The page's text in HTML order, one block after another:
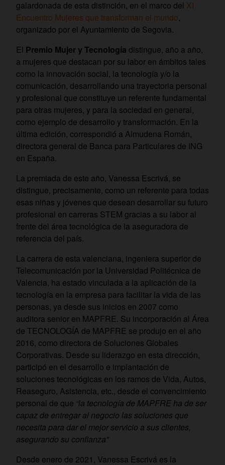
galardonada de esta distinción, en el marco del XI
Encuentro Mujeres que transforman el mundo,
organizado por el Ayuntamiento de Segovia.
El Premio Mujer y Tecnología distingue, año a año,
a mujeres que destacan por su labor en ámbitos tales
como la innovación social, la tecnología y/o la
comunicación, desarrollando una trayectoria personal
y profesional que constituye un referente fundamental
para otras mujeres, y para la sociedad en general,
como ejemplo de desarrollo y transformación. En la
última edición, correspondió a Almudena Román,
directora general de Banca para Particulares de ING
en España.
La premiada de este año, Vanessa Escrivá, se
distingue, precisamente, como un referente para todas
esas niñas y jóvenes que desean desarrollar su futuro
profesional en carreras STEM gracias a su labor al
frente del área tecnológica de la aseguradora de
referencia del país.
La carrera de esta valenciana, ingeniera superior de
Telecomunicación por la Universidad Politécnica de
Valencia, ha estado vinculada a la aplicación de la
tecnología en la empresa para facilitar la vida de las
personas, ya desde sus inicios en 2007 como
auditora senior en MAPFRE. Su incorporación al Área
de TECNOLOGÍA de MAPFRE se produjo en el año
2016, como directora de Soluciones Globales
Corporativas. Desde su liderazgo en esta dirección,
participó en el desarrollo e implantación de
soluciones tecnológicas en los ramos de Vida, Autos,
Reaseguro, Asistencia, etc., desde el convencimiento
personal de que “la tecnología de MAPFRE ha de ser
capaz de entregar al negocio las soluciones que
necesita para dar el mejor servicio a sus clientes,
asegurando su confianza”
Desde enero de 2021, Vanessa Escrivá es la